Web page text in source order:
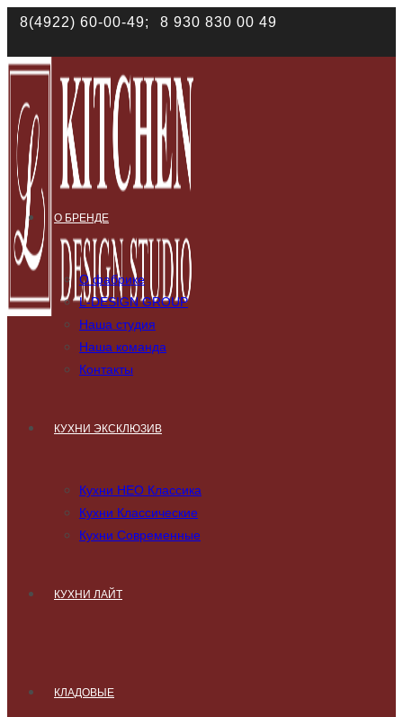
8(4922) 60-00-49; 8 930 830 00 49
О БРЕНДЕ
О фабрике
L-DESIGN GROUP
Наша студия
Наша команда
Контакты
КУХНИ ЭКСКЛЮЗИВ
Кухни НЕО Классика
Кухни Классические
Кухни Современные
КУХНИ ЛАЙТ
КЛАДОВЫЕ
Наш сайт использует файлы cookies. Продолжая им